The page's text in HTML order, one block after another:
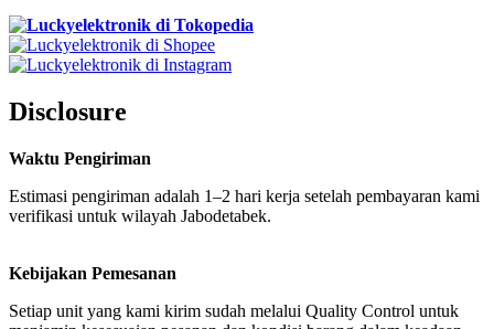
Disclosure
Waktu Pengiriman
Estimasi pengiriman adalah 1–2 hari kerja setelah pembayaran kami
verifikasi untuk wilayah Jabodetabek.
Kebijakan Pemesanan
Setiap unit yang kami kirim sudah melalui Quality Control untuk